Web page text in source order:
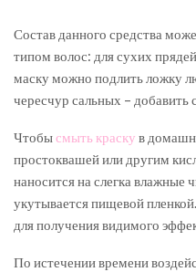
Состав данного средства
типом волос: для сухих
маску можно подлить ложку
чересчур сальных –
Чтобысмыть краску в
простоквашей или другим
наносится на слегка влажные
укутывается пищевой
для получения видимого
По истечении времени